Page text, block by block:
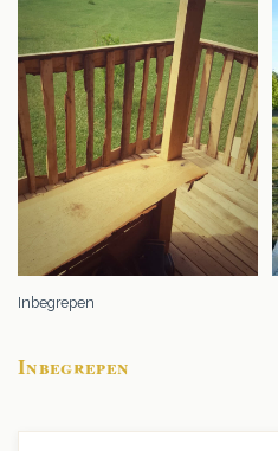
Inbegrepen
Inbegrepen